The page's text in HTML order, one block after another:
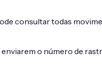
consultar todas
o número de